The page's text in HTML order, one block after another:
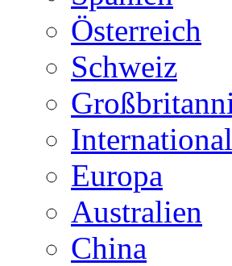
Österreich
Schweiz
International
Europa
Australien
China